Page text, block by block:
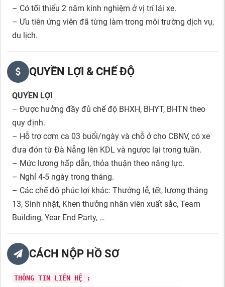
– Có tối thiểu 2 năm kinh nghiệm ở vị trí lái xe.
– Ưu tiên ứng viên đã từng làm trong môi trường dịch vụ,
du lịch.
QUYỀN LỢI & CHẾ ĐỘ
QUYỀN LỢI
– Được hưởng đầy đủ chế độ BHXH, BHYT, BHTN theo
quy định.
– Hỗ trợ cơm ca 03 buổi/ngày và chỗ ở cho CBNV, có xe
đưa đón từ Đà Nẵng lên KDL và ngược lại trong tuần.
– Mức lương hấp dẫn, thỏa thuận theo năng lực.
– Nghỉ 4-5 ngày trong tháng.
– Các chế độ phúc lợi khác: Thưởng lễ, tết, lương tháng
13, Sinh nhật, Khen thưởng nhân viên xuất sắc, Team
Building, Year End Party, …
CÁCH NỘP HỒ SƠ
THÔNG TIN LIÊN HỆ :